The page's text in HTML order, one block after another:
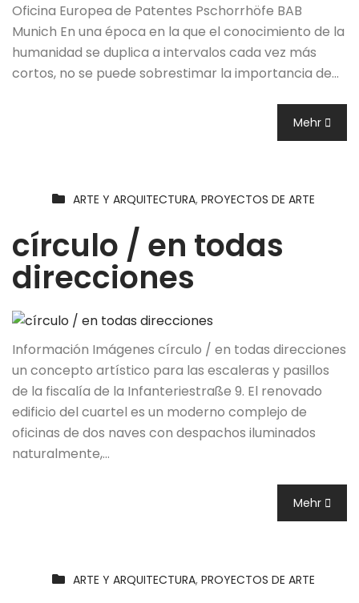
Oficina Europea de Patentes Pschorrhöfe BAB
Munich En una época en la que el conocimiento de la
humanidad se duplica a intervalos cada vez más
cortos, no se puede sobrestimar la importancia de…
Mehr
ARTE Y ARQUITECTURA, PROYECTOS DE ARTE
círculo / en todas
direcciones
Información Imágenes círculo / en todas direcciones
un concepto artístico para las escaleras y pasillos
de la fiscalía de la Infanteriestraße 9. El renovado
edificio del cuartel es un moderno complejo de
oficinas de dos naves con despachos iluminados
naturalmente,…
Mehr
ARTE Y ARQUITECTURA, PROYECTOS DE ARTE